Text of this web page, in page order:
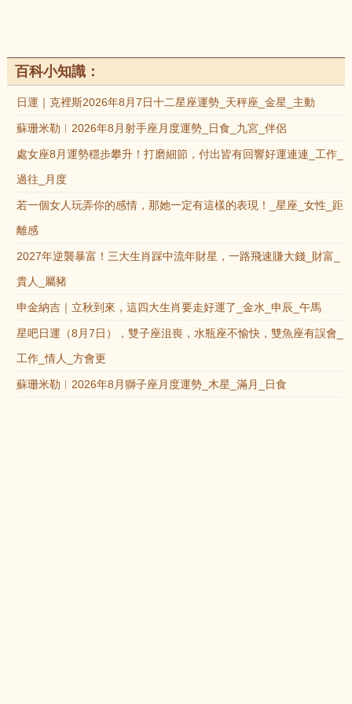
百科小知識：
日運｜克裡斯2026年8月7日十二星座運勢_天秤座_金星_主動
蘇珊米勒︱2026年8月射手座月度運勢_日食_九宮_伴侶
處女座8月運勢穩步攀升！打磨細節，付出皆有回響好運連連_工作_
過往_月度
若一個女人玩弄你的感情，那她一定有這樣的表現！_星座_女性_距
離感
2027年逆襲暴富！三大生肖踩中流年財星，一路飛速賺大錢_財富_
貴人_屬豬
申金納吉｜立秋到來，這四大生肖要走好運了_金水_申辰_午馬
星吧日運（8月7日），雙子座沮喪，水瓶座不愉快，雙魚座有誤會_
工作_情人_方會更
蘇珊米勒︱2026年8月獅子座月度運勢_木星_滿月_日食